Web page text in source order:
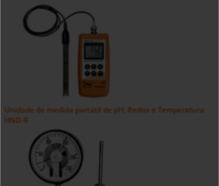
Unidade de medida portátil de pH, Redox e Temperatura
HND-R